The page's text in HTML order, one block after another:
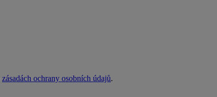
zásadách ochrany osobních údajů.